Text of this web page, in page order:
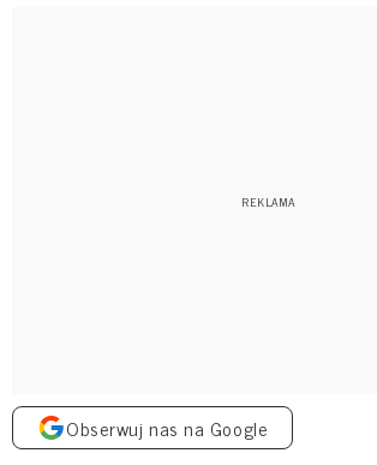
Obserwuj nas na Google